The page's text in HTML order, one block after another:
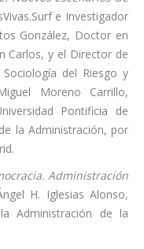
e Investigador
González, Doctor en
Carlos, y el Director de
del Riesgo y
Moreno Carrillo,
Pontificia de
la Administración, por
Administración
H. Iglesias Alonso,
Administración de la